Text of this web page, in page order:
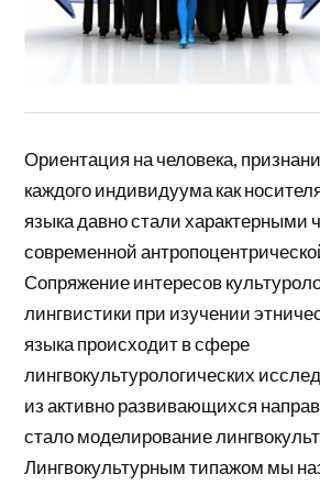
Ориентация на человека,
каждого индивидуума как
языка давно стали характерными
современной
Сопряжение интересов
лингвистики при изучении
языка происходит в сфере
лингвокультурологических
из активно развивающихся
стало моделирование
Лингвокультурным типажом мы